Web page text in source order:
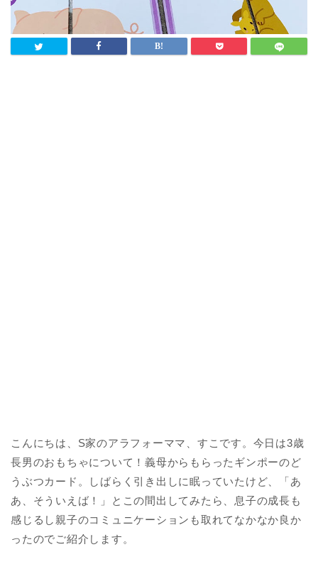
こんにちは、S家のアラフォーママ、すこです。今日は3歳
長男のおもちゃについて！義母からもらったギンポーのど
うぶつカード。しばらく引き出しに眠っていたけど、「あ
あ、そういえば！」とこの間出してみたら、息子の成長も
感じるし親子のコミュニケーションも取れてなかなか良か
ったのでご紹介します。